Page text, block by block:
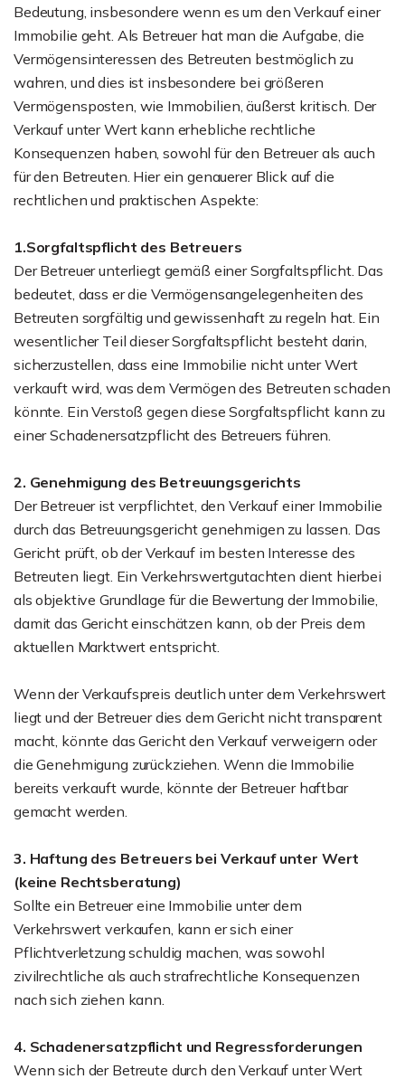
Bedeutung, insbesondere wenn es um den Verkauf einer
Immobilie geht. Als Betreuer hat man die Aufgabe, die
Vermögensinteressen des Betreuten bestmöglich zu
wahren, und dies ist insbesondere bei größeren
Vermögensposten, wie Immobilien, äußerst kritisch. Der
Verkauf unter Wert kann erhebliche rechtliche
Konsequenzen haben, sowohl für den Betreuer als auch
für den Betreuten. Hier ein genauerer Blick auf die
rechtlichen und praktischen Aspekte:
1.Sorgfaltspflicht des Betreuers
Der Betreuer unterliegt gemäß einer Sorgfaltspflicht. Das
bedeutet, dass er die Vermögensangelegenheiten des
Betreuten sorgfältig und gewissenhaft zu regeln hat. Ein
wesentlicher Teil dieser Sorgfaltspflicht besteht darin,
sicherzustellen, dass eine Immobilie nicht unter Wert
verkauft wird, was dem Vermögen des Betreuten schaden
könnte. Ein Verstoß gegen diese Sorgfaltspflicht kann zu
einer Schadenersatzpflicht des Betreuers führen.
2. Genehmigung des Betreuungsgerichts
Der Betreuer ist verpflichtet, den Verkauf einer Immobilie
durch das Betreuungsgericht genehmigen zu lassen. Das
Gericht prüft, ob der Verkauf im besten Interesse des
Betreuten liegt. Ein Verkehrswertgutachten dient hierbei
als objektive Grundlage für die Bewertung der Immobilie,
damit das Gericht einschätzen kann, ob der Preis dem
aktuellen Marktwert entspricht.
Wenn der Verkaufspreis deutlich unter dem Verkehrswert
liegt und der Betreuer dies dem Gericht nicht transparent
macht, könnte das Gericht den Verkauf verweigern oder
die Genehmigung zurückziehen. Wenn die Immobilie
bereits verkauft wurde, könnte der Betreuer haftbar
gemacht werden.
3. Haftung des Betreuers bei Verkauf unter Wert
(keine Rechtsberatung)
Sollte ein Betreuer eine Immobilie unter dem
Verkehrswert verkaufen, kann er sich einer
Pflichtverletzung schuldig machen, was sowohl
zivilrechtliche als auch strafrechtliche Konsequenzen
nach sich ziehen kann.
4. Schadenersatzpflicht und Regressforderungen
Wenn sich der Betreute durch den Verkauf unter Wert